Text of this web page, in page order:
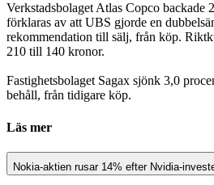
Verkstadsbolaget Atlas Copco backade
förklaras av att UBS gjorde en
rekommendation till sälj, från köp.
210 till 140 kronor.
Fastighetsbolaget Sagax sjönk 3,0
behåll, från tidigare köp.
Läs mer
Nokia-aktien rusar 14% efter Nvidia-